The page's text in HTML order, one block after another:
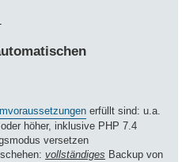
erfüllt sind: u.a.
höher, inklusive PHP 7.4
versetzen
vollständiges Backup von